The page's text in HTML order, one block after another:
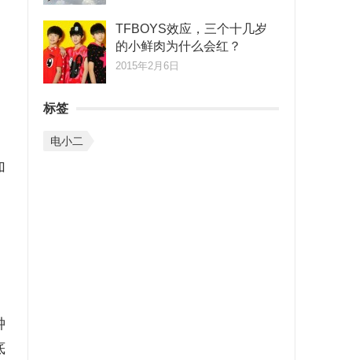
TFBOYS效应，三个十几岁
的小鲜肉为什么会红？
2015年2月6日
标签
电小二